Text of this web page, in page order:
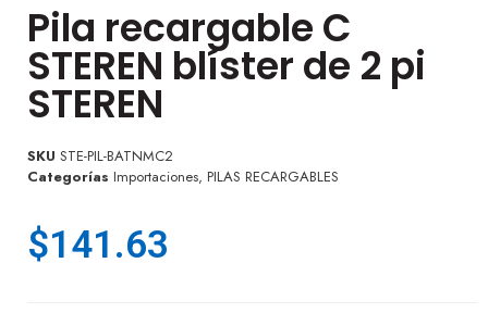
Pila recargable C
STEREN blíster de 2 pi
STEREN
SKU STE-PIL-BATNMC2
Categorías Importaciones, PILAS RECARGABLES
$141.63